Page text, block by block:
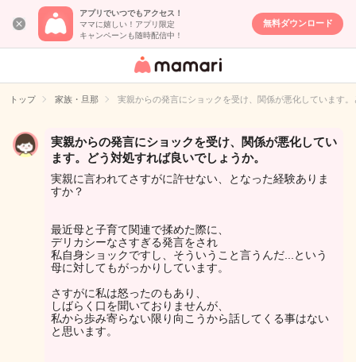
アプリでいつでもアクセス！
ママに嬉しい！アプリ限定
キャンペーンも随時配信中！
無料ダウンロード
女性専用匿名QA
イト
トップ 家族・旦那 実親からの発言にショックを受け、関係が悪化しています
実親からの発言にショックを受け、関係が悪化してい
ます。どう対処すれば良いでしょうか。
実親に言われてさすがに許せない、となった経験ありま
すか？
最近母と子育て関連で揉めた際に、
デリカシーなさすぎる発言をされ
私自身ショックですし、そういうこと言うんだ...という
母に対してもがっかりしています。
さすがに私は怒ったのもあり、
しばらく口を聞いておりませんが、
私から歩み寄らない限り向こうから話してくる事はない
と思います。